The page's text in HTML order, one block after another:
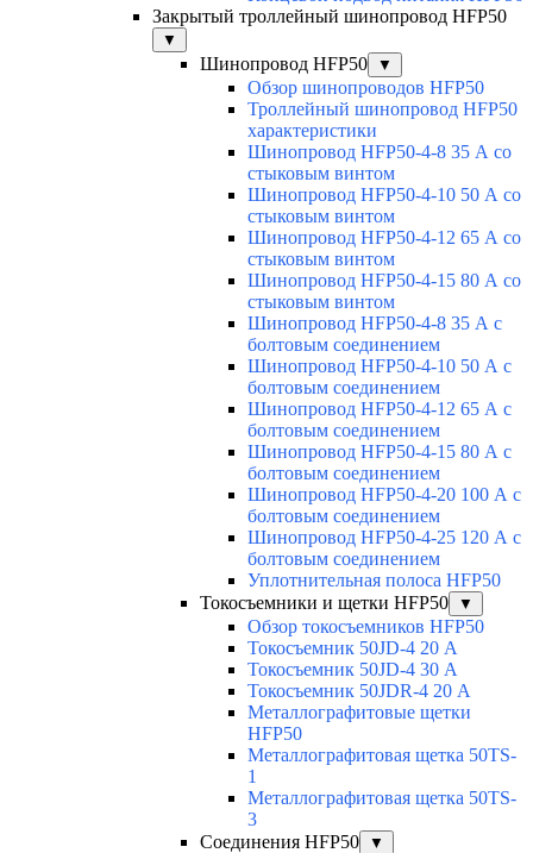
Закрытый троллейный шинопровод HFP50
▼
Шинопровод HFP50 ▼
Обзор шинопроводов HFP50
Троллейный шинопровод HFP50
характеристики
Шинопровод HFP50-4-8 35 А со
стыковым винтом
Шинопровод HFP50-4-10 50 А со
стыковым винтом
Шинопровод HFP50-4-12 65 А со
стыковым винтом
Шинопровод HFP50-4-15 80 А со
стыковым винтом
Шинопровод HFP50-4-8 35 А с
болтовым соединением
Шинопровод HFP50-4-10 50 А с
болтовым соединением
Шинопровод HFP50-4-12 65 А с
болтовым соединением
Шинопровод HFP50-4-15 80 А с
болтовым соединением
Шинопровод HFP50-4-20 100 А с
болтовым соединением
Шинопровод HFP50-4-25 120 А с
болтовым соединением
Уплотнительная полоса HFP50
Токосъемники и щетки HFP50
▼
Обзор токосъемников HFP50
Токосъемник 50JD-4 20 А
Токосъемник 50JD-4 30 А
Токосъемник 50JDR-4 20 А
Металлографитовые щетки
HFP50
Металлографитовая щетка 50TS-
1
Металлографитовая щетка 50TS-
3
Соединения HFP50
▼